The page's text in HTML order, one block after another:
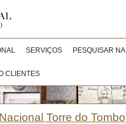
SERVIÇOS PESQUISAR
CLIENTES
Torre do Tombo